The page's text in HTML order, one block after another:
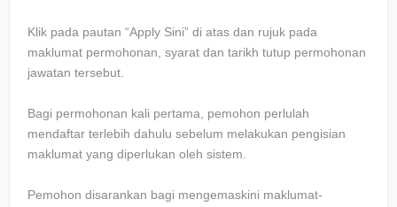
Klik pada pautan “Apply Sini” di atas dan rujuk pada
maklumat permohonan, syarat dan tarikh tutup permohonan
jawatan tersebut.
Bagi permohonan kali pertama, pemohon perlulah
mendaftar terlebih dahulu sebelum melakukan pengisian
maklumat yang diperlukan oleh sistem.
Pemohon disarankan bagi mengemaskini maklumat-